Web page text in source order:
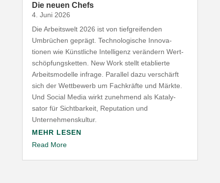
Die neuen Chefs
4. Juni 2026
Die Arbeitswelt 2026 ist von tief­grei­fenden
Umbrüchen geprägt. Tech­no­lo­gische Inno­va­
tionen wie Künst­liche Intel­ligenz verändern Wert­
schöp­fungs­ketten. New Work stellt etablierte
Arbeits­mo­delle infrage. Parallel dazu verschärft
sich der Wett­bewerb um Fach­kräfte und Märkte.
Und Social Media wirkt zunehmend als Kata­ly­
sator für Sicht­barkeit, Repu­tation und
Unternehmenskultur.
MEHR LESEN
Read More